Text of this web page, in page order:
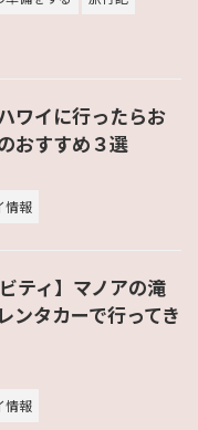
ワイに行ったらお
おすすめ３選
情報
ティ】マノアの滝
ンタカーで行ってき
情報